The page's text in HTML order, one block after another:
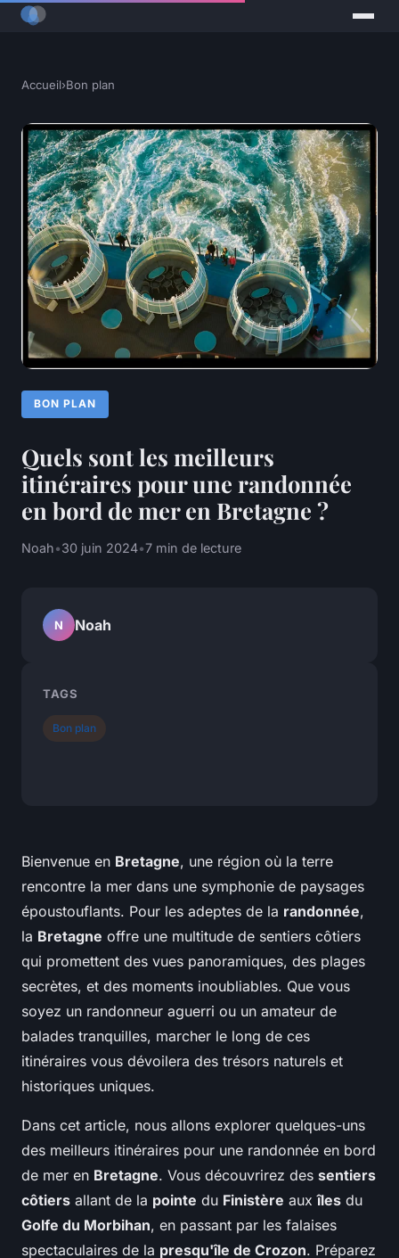
Accueil›Bon plan
BON PLAN
Quels sont les meilleurs
itinéraires pour une randonnée
en bord de mer en Bretagne ?
Noah•30 juin 2024•7 min de lecture
Bienvenue en Bretagne, une région où la terre
rencontre la mer dans une symphonie de paysages
époustouflants. Pour les adeptes de la randonnée,
la Bretagne offre une multitude de sentiers côtiers
qui promettent des vues panoramiques, des plages
secrètes, et des moments inoubliables. Que vous
soyez un randonneur aguerri ou un amateur de
balades tranquilles, marcher le long de ces
itinéraires vous dévoilera des trésors naturels et
historiques uniques.
Dans cet article, nous allons explorer quelques-uns
des meilleurs itinéraires pour une randonnée en bord
de mer en Bretagne. Vous découvrirez des sentiers
côtiers allant de la pointe du Finistère auxîles du
Golfe du Morbihan, en passant par les falaises
spectaculaires de la presqu'île de Crozon. Préparez
N Noah
TAGS
Bon plan